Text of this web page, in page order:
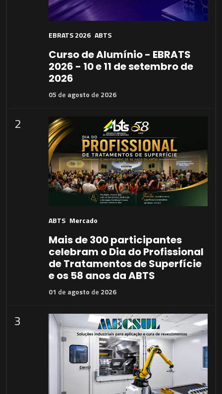
EBRATS 2026 ABTS
Curso de Alumínio - EBRATS
2026 - 10 e 11 de setembro de
2026
05 de agosto de 2026
2
ABTS Mercado
Mais de 300 participantes
celebram o Dia do Profissional
de Tratamentos de Superfície
e os 58 anos da ABTS
01 de agosto de 2026
3